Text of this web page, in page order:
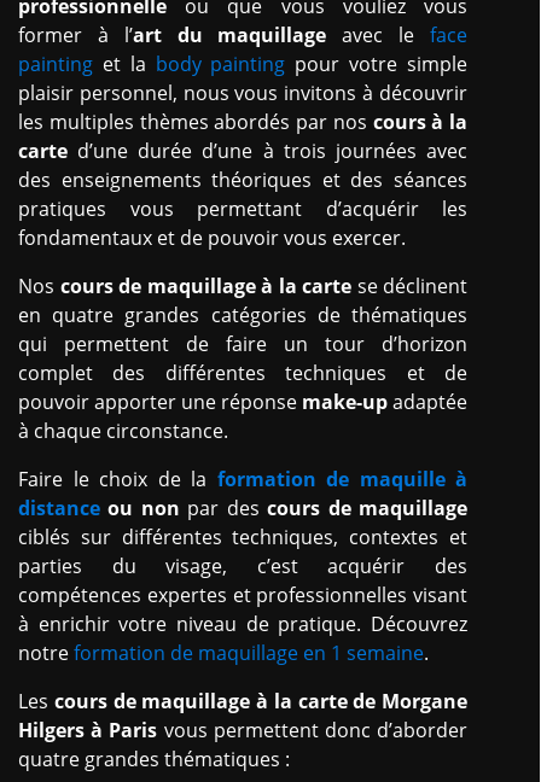
professionnelle ou que vous vouliez vous
former à l’art du maquillage avec leface
painting et la body painting pour votre simple
plaisir personnel, nous vous invitons à découvrir
les multiples thèmes abordés par nos cours à la
carte d’une durée d’une à trois journées avec
des enseignements théoriques et des séances
pratiques vous permettant d’acquérir les
fondamentaux et de pouvoir vous exercer.
Nos cours de maquillage à la carte se déclinent
en quatre grandes catégories de thématiques
qui permettent de faire un tour d’horizon
complet des différentes techniques et de
pouvoir apporter une réponse make-upadaptée
à chaque circonstance.
Faire le choix de la formation de maquille à
distance ou non par des cours de maquillage
ciblés sur différentes techniques, contextes et
parties du visage, c’est acquérir des
compétences expertes et professionnelles visant
à enrichir votre niveau de pratique. Découvrez
notreformation de maquillage en 1 semaine.
Les cours de maquillage à la carte de Morgane
Hilgers à Paris vous permettent donc d’aborder
quatre grandes thématiques :